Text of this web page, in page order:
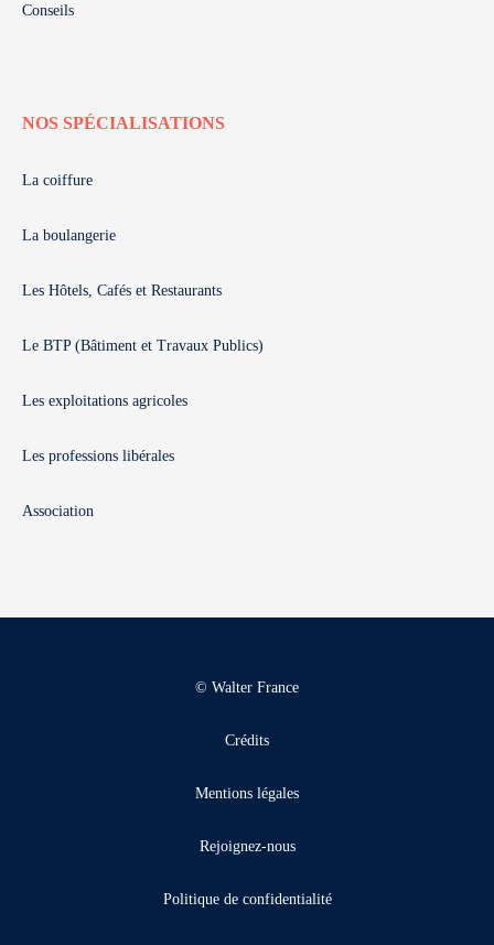
Conseils
NOS SPÉCIALISATIONS
La coiffure
La boulangerie
Les Hôtels, Cafés et Restaurants
Le BTP (Bâtiment et Travaux Publics)
Les exploitations agricoles
Les professions libérales
Association
© Walter France
Crédits
Mentions légales
Rejoignez-nous
Politique de confidentialité